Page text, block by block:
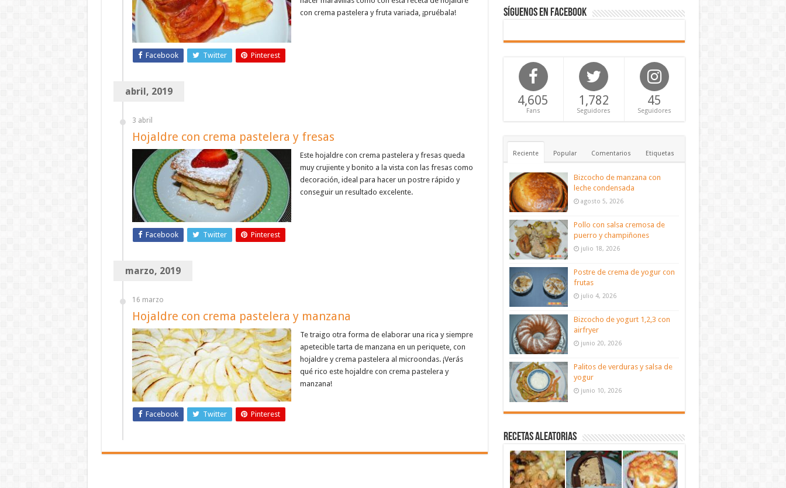
con crema pastelera y fruta variada, ¡pruébala!
Facebook Twitter Pinterest
abril, 2019
3 abril
Hojaldre con crema pastelera y fresas
Este hojaldre con crema pastelera y fresas queda
muy crujiente y bonito a la vista con las fresas como
decoración, ideal para hacer un postre rápido y
conseguir un resultado excelente.
Facebook Twitter Pinterest
marzo, 2019
16 marzo
Hojaldre con crema pastelera y manzana
Te traigo otra forma de elaborar una rica y siempre
apetecible tarta de manzana en un periquete, con
hojaldre y crema pastelera al microondas. ¡Verás
qué rico este hojaldre con crema pastelera y
manzana!
Facebook Twitter Pinterest
Síguenos en Facebook
4,605
Fans
1,782
Seguidores
45
Seguidores
Reciente Popular Comentarios Etiquetas
Bizcocho de manzana con
leche condensada
agosto 5, 2026
Pollo con salsa cremosa de
puerro y champiñones
julio 18, 2026
Postre de crema de yogur con
frutas
julio 4, 2026
Bizcocho de yogurt 1,2,3 con
airfryer
junio 20, 2026
Palitos de verduras y salsa de
yogur
junio 10, 2026
Recetas aleatorias